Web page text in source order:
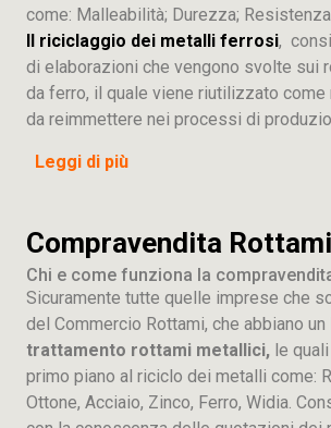
come: Malleabilità; Durezza;
Il riciclaggio dei metalli ferrosi,
di elaborazioni che vengono svolte sui
da ferro, il quale viene riutilizzato come
da reimmettere nei processi di
Leggi di più
Compravendita Rottami
Chi e come funziona la
Sicuramente tutte quelle imprese che
del Commercio Rottami, che abbiano un
trattamento rottami metallici, le
primo piano al riciclo dei metalli come:
Ottone, Acciaio, Zinco, Ferro, Widia.